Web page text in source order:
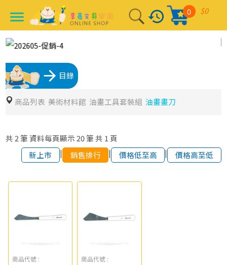
menu history $0
0
arrow_forward 目錄
商品列表 美術材料館 油畫工具套裝組 油畫畫刀
共 2 筆 資料每頁顯示 20筆 共 1 頁
新上市
| 銷售排行 | 價格低至高 | 價格高至低
商品代號 :
商品代號 :